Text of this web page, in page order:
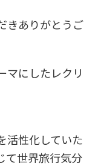
きありがとうご
マにしたレクリ
活性化していた
て世界旅行気分